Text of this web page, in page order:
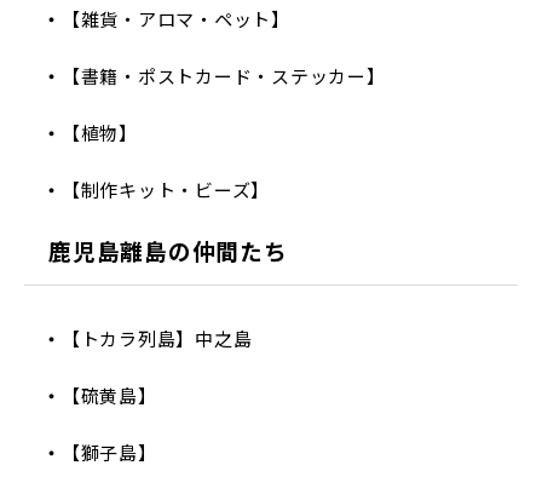
【雑貨・アロマ・ペット】
【書籍・ポストカード・ステッカー】
【植物】
【制作キット・ビーズ】
鹿児島離島の仲間たち
【トカラ列島】中之島
【硫黄島】
【獅子島】